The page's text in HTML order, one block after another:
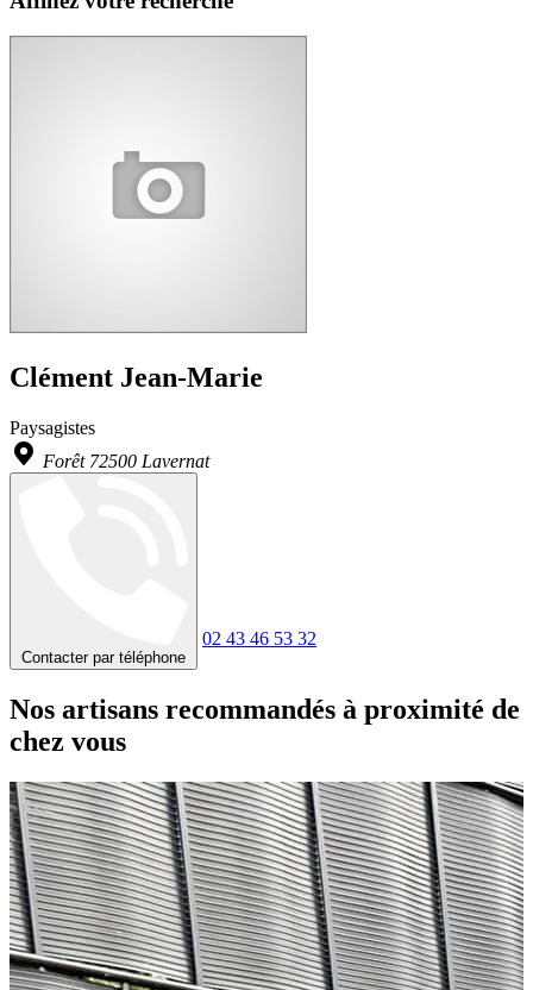
Clément Jean-Marie
Paysagistes
Forêt 72500 Lavernat
Contacter par téléphone
02 43 46 53 32
Nos artisans recommandés à proximité de
chez vous